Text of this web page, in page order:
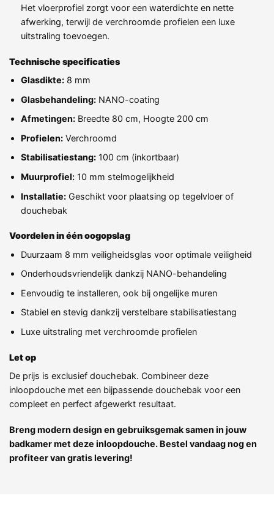
Het vloerprofiel zorgt voor een waterdichte en nette
afwerking, terwijl de verchroomde profielen een luxe
uitstraling toevoegen.
Technische specificaties
Glasdikte:8 mm
Glasbehandeling:NANO-coating
Afmetingen:Breedte 80 cm, Hoogte 200 cm
Profielen:Verchroomd
Stabilisatiestang:100 cm (inkortbaar)
Muurprofiel:10 mm stelmogelijkheid
Installatie:Geschikt voor plaatsing op tegelvloer of
douchebak
Voordelen in één oogopslag
Duurzaam 8 mm veiligheidsglas voor optimale veiligheid
Onderhoudsvriendelijk dankzij NANO-behandeling
Eenvoudig te installeren, ook bij ongelijke muren
Stabiel en stevig dankzij verstelbare stabilisatiestang
Luxe uitstraling met verchroomde profielen
Let op
De prijs is exclusief douchebak. Combineer deze
inloopdouche met een bijpassende douchebak voor een
compleet en perfect afgewerkt resultaat.
Breng modern design en gebruiksgemak samen in jouw
badkamer met deze inloopdouche. Bestel vandaag nog en
profiteer van gratis levering!